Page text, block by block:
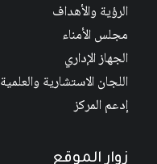
الرؤية والأهداف
مجلس الأمناء
الجهاز الإداري
اللجان الاستشارية والعلمية
إدعم المركز
زوار الموقع